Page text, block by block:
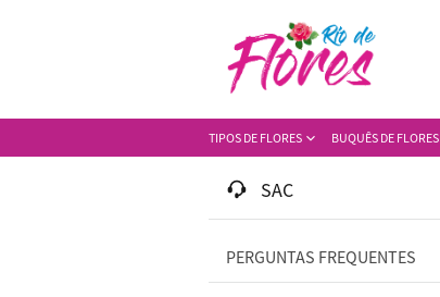
TIPOS DE FLORES BUQUÊS DE FLORES
SAC
PERGUNTAS FREQUENTES